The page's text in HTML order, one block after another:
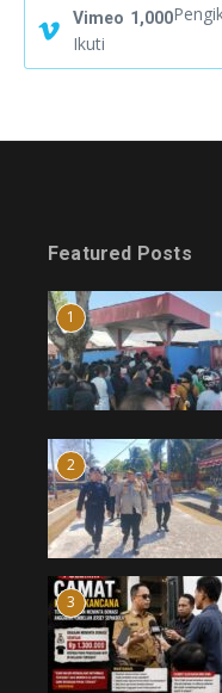
Vimeo 1,000
Ikuti
Featured Posts
1
2
3